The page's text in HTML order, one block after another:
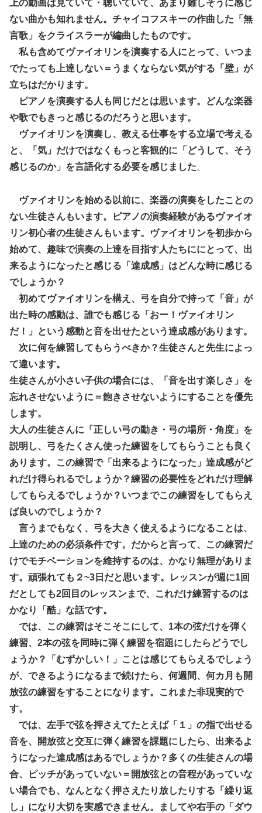
上の動画は見ていて・聴いていて、あまり難しそうに感じ
ない曲かも知れません。チャイコフスキーの作曲した「無
言歌」をクライスラーが編曲したものです。
私も含めてヴァイオリンを演奏する人にとって、いつま
でたっても上達しない＝うまくならない気がする「壁」が
立ちはだかります。
ピアノを演奏する人も同じだとは思います。どんな楽器
や歌でもきっと感じるのだろうと思います。
ヴァイオリンを演奏し、教える仕事をする立場で考える
と、「気」だけではなくもっと客観的に「どうして、そう
感じるのか」を言語化する必要を感じました。
ヴァイオリンを始める以前に、楽器の演奏をしたことの
ない生徒さんもいます。ピアノの演奏経験があるヴァイオ
リン初心者の生徒さんもいます。ヴァイオリンを初歩から
始めて、趣味で演奏の上達を目指す人たちににとって、出
来るようになったと感じる「達成感」はどんな時に感じる
でしょうか？
初めてヴァイオリンを構え、弓を自分で持って「音」が
出た時の感動は、誰でも感じる「おー！ヴァイオリン
だ！」という感動と音を出せたという達成感があります。
次に何を練習してもらうべきか？生徒さんと先生によっ
て違います。
生徒さんが小さい子供の場合には、「音を出す楽しさ」を
忘れさせないように＝飽きさせないようにすることを優先
します。
大人の生徒さんに「正しい弓の動き・弓の場所・角度」を
説明し、弓をたくさん使った練習をしてもらうことも良く
あります。この練習で「出来るようになった」達成感がど
れだけ得られるでしょうか？練習の必要性をどれだけ理解
してもらえるでしょうか？いつまでこの練習をしてもらえ
ば良いのでしょうか？
言うまでもなく、弓を大きく使えるようになることは、
上達のための必須条件です。だからと言って、この練習だ
けでモチベーションを維持するのは、かなり無理がありま
す。頑張れても２~3日だと思います。レッスンが週に1回
だとしても2回目のレッスンまで、これだけ練習するのは
かなり「酷」な話です。
では、この練習はそこそこにして、1本の弦だけを弾く
練習、2本の弦を同時に弾く練習を宿題にしたらどうでし
ょうか？「むずかしい！」ことは感じてもらえるでしょう
が、できるようになるまで続けたら、何週間、何カ月も開
放弦の練習をすることになります。これまた非現実的で
す。
では、左手で弦を押さえてたとえば「１」の指で出せる
音を、開放弦と交互に弾く練習を課題にしたら、出来るよ
うになった達成感はあるでしょうか？多くの生徒さんの場
合、ピッチがあっていない＝開放弦との音程があっていな
い場合でも、なんとなく押さえたり放したりする「繰り返
し」になり大切を実感できません。ましてや右手の「ダウ